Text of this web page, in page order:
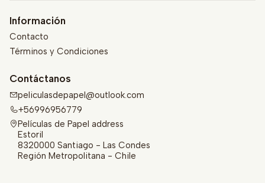
Información
Contacto
Términos y Condiciones
Contáctanos
peliculasdepapel@outlook.com
+56996956779
Películas de Papel address
Estoril
8320000 Santiago - Las Condes
Región Metropolitana - Chile